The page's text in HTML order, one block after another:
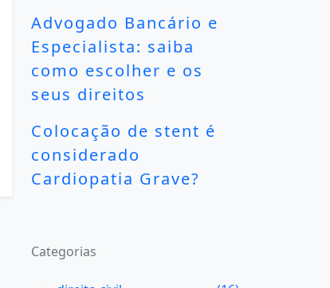
Advogado Bancário e
Especialista: saiba
como escolher e os
seus direitos
Colocação de stent é
considerado
Cardiopatia Grave?
Categorias